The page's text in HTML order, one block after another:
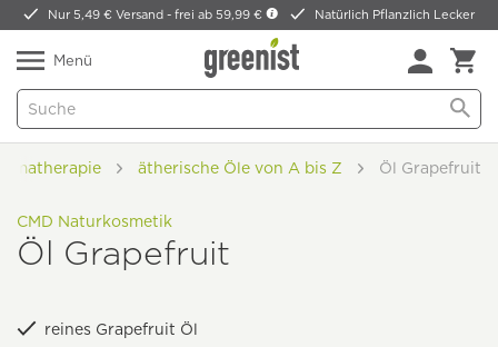
Nur 5,49 € Versand -frei ab 59,99 € Natürlich Pflanzlich Lecker
Menü
ätherische Öle von A bis Z Öl Grapefruit
CMD Naturkosmetik
Öl Grapefruit
reines Grapefruit Öl